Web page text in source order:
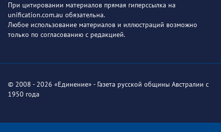
При цитировании материалов прямая гиперссылка на
unification.com.au обязательна.
Любое использование материалов и иллюстраций возможно
только по согласованию с редакцией.
© 2008 - 2026 «Единение» - Газета русской общины Австралии с
1950 года